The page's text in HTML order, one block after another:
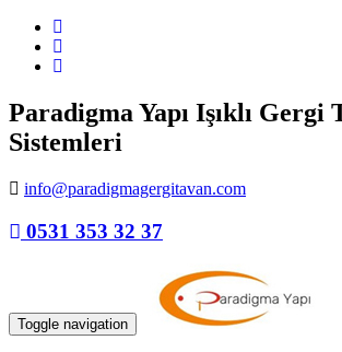
Paradigma Yapı Işıklı Gergi
Sistemleri
info@paradigmagergitavan.com
0531 353 32 37
Toggle navigation